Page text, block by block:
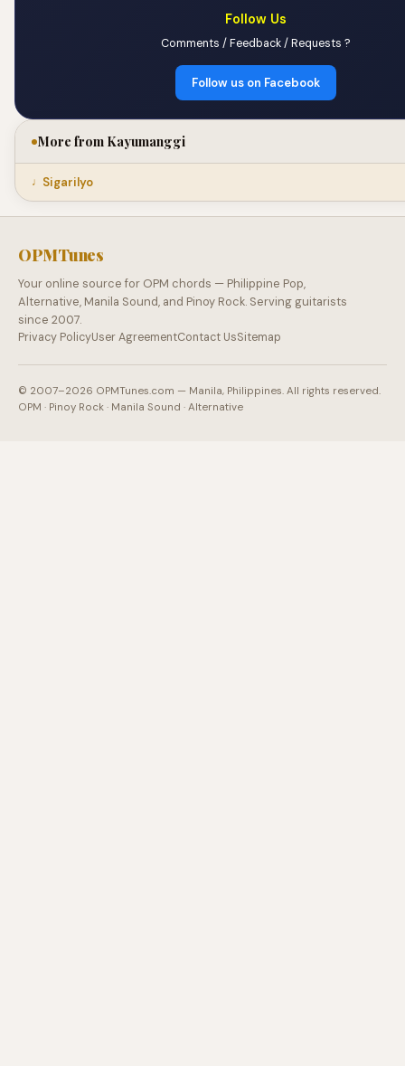
Follow Us
Comments / Feedback / Requests ?
Follow us on Facebook
More from Kayumanggi
Sigarilyo
OPMTunes
Your online source for OPM chords — Philippine Pop,
Alternative, Manila Sound, and Pinoy Rock. Serving guitarists
since 2007.
Privacy PolicyUser AgreementContact UsSitemap
© 2007–2026 OPMTunes.com — Manila, Philippines. All rights reserved.
OPM · Pinoy Rock · Manila Sound · Alternative